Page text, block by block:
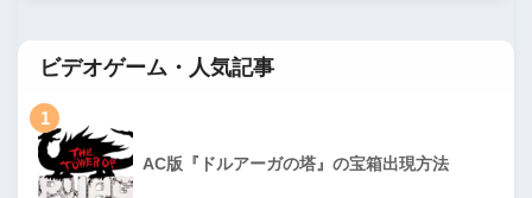
ビデオゲーム・人気記事
1
AC版『ドルアーガの塔』の宝箱出現方法